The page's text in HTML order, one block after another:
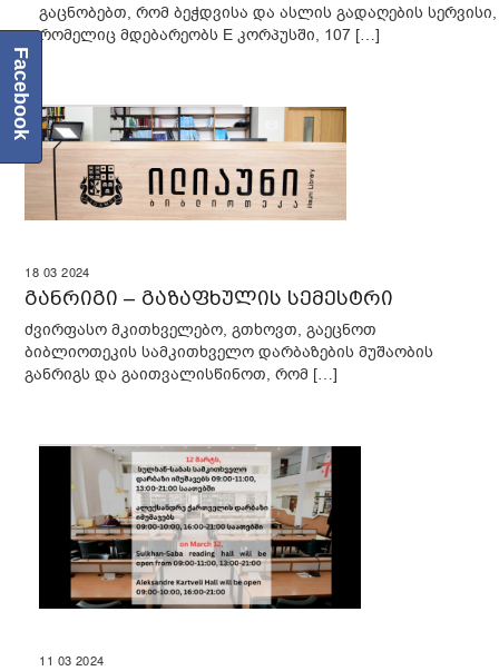
გაცნობებთ, რომ ბეჭდვისა და ასლის გადაღების სერვისი,
რომელიც მდებარეობს E კორპუსში, 107 […]
18 03 2024
განრიგი – გაზაფხულის სემესტრი
ძვირფასო მკითხველებო, გთხოვთ, გაეცნოთ
ბიბლიოთეკის სამკითხველო დარბაზების მუშაობის
განრიგს და გაითვალისწინოთ, რომ […]
11 03 2024
Facebook